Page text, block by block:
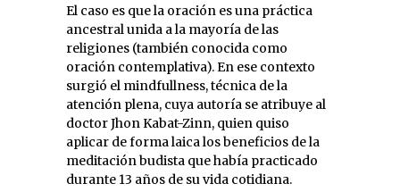
El caso es que la oración es una práctica
ancestral unida a la mayoría de las
religiones (también conocida como
oración contemplativa). En ese contexto
surgió el mindfullness, técnica de la
atención plena, cuya autoría se atribuye al
doctor Jhon Kabat-Zinn, quien quiso
aplicar de forma laica los beneficios de la
meditación budista que había practicado
durante 13 años de su vida cotidiana.